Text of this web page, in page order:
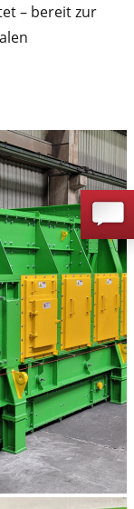
– bereit zur